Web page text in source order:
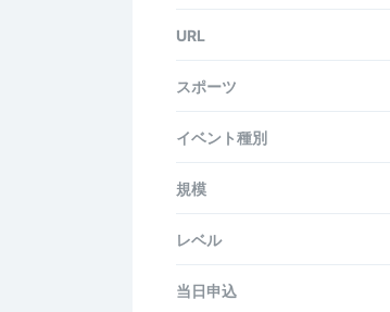
URL
スポーツ
イベント種別
規模
レベル
当日申込